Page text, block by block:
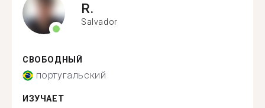
R.
Salvador
СВОБОДНЫЙ
португальский
ИЗУЧАЕТ